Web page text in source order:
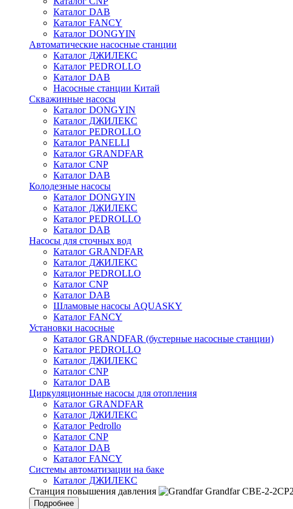
Каталог DAB
Каталог FANCY
Каталог DONGYIN
Автоматические насосные станции
Каталог ДЖИЛЕКС
Каталог PEDROLLO
Каталог DAB
Насосные станции Китай
Скважинные насосы
Каталог DONGYIN
Каталог ДЖИЛЕКС
Каталог PEDROLLO
Каталог PANELLI
Каталог GRANDFAR
Каталог CNP
Каталог DAB
Колодезные насосы
Каталог DONGYIN
Каталог ДЖИЛЕКС
Каталог PEDROLLO
Каталог DAB
Насосы для сточных вод
Каталог GRANDFAR
Каталог ДЖИЛЕКС
Каталог PEDROLLO
Каталог CNP
Каталог DAB
Шламовые насосы AQUASKY
Каталог FANCY
Установки насосные
Каталог GRANDFAR (бустерные насосные станции)
Каталог PEDROLLO
Каталог ДЖИЛЕКС
Каталог CNP
Каталог DAB
Циркуляционные насосы для отопления
Каталог GRANDFAR
Каталог ДЖИЛЕКС
Каталог Pedrollo
Каталог CNP
Каталог DAB
Каталог FANCY
Системы автоматизации на баке
Каталог ДЖИЛЕКС
Станция повышения давления
Grandfar CBE-2-
Подробнее